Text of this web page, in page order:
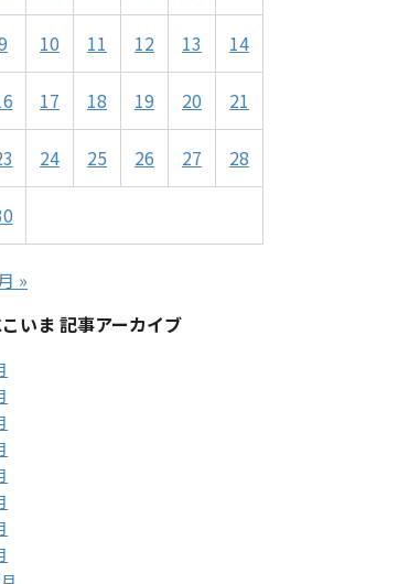
10 11 12 13 14
17 18 19 20 21
24 25 26 27 28
»
いま 記事アーカイブ